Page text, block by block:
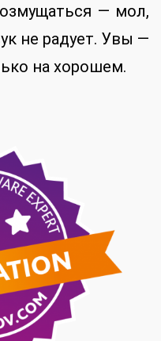
— мол,
не радует. Увы —
на хорошем.